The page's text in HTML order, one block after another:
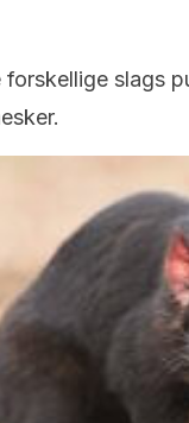
forskellige slags